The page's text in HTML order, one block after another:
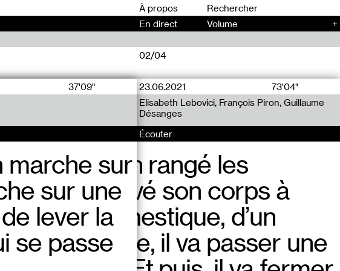
À propos
En direct Volume +
37'09"
marche sur
sur une
lever la
se passe
02/04
23.06.2021
73'04"
Elisabeth Lebovici, François Piron, Guillaume
Désanges
Écouter
qu’il a bien rangé les
qu’il a activé son corps à
travail domestique, d’un
point de vue, il va passer une
14.01.2020
32'50"
Manon Bruet
Écouter
projet qui a une économie
mais qui n’est
pas une économie de
concrètement une activité